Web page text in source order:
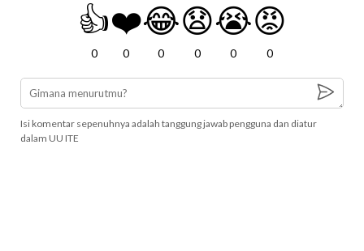
👍
0
❤️
0
😂
0
😧
0
😭
0
😡
0
Isi komentar sepenuhnya adalah tanggung jawab pengguna dan diatur
dalam UU ITE